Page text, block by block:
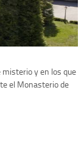
misterio y en los que
el Monasterio de